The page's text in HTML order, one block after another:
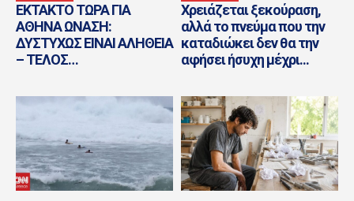
ΕΚΤΑΚΤΟ ΤΩΡΑ ΓΙΑ
ΑΘΗΝΑ ΩΝΑΣΗ:
ΔΥΣΤΥΧΩΣ ΕΙΝΑΙ ΑΛΗΘΕΙΑ
– ΤΕΛΟΣ…
Χρειάζεται ξεκούραση,
αλλά το πνεύμα που την
καταδιώκει δεν θα την
αφήσει ήσυχη μέχρι...